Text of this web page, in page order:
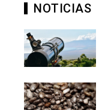
NOTICIAS